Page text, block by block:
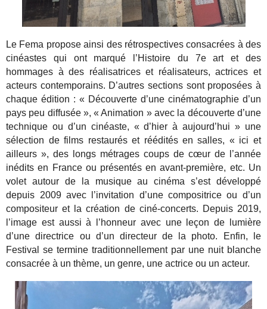
Le Fema propose ainsi des rétrospectives consacrées à des
cinéastes qui ont marqué l’Histoire du 7e art et des
hommages à des réalisatrices et réalisateurs, actrices et
acteurs contemporains. D’autres sections sont proposées à
chaque édition : « Découverte d’une cinématographie d’un
pays peu diffusée », « Animation » avec la découverte d’une
technique ou d’un cinéaste, « d’hier à aujourd’hui » une
sélection de films restaurés et réédités en salles, « ici et
ailleurs », des longs métrages coups de cœur de l’année
inédits en France ou présentés en avant-première, etc. Un
volet autour de la musique au cinéma s’est développé
depuis 2009 avec l’invitation d’une compositrice ou d’un
compositeur et la création de ciné-concerts. Depuis 2019,
l’image est aussi à l’honneur avec une leçon de lumière
d’une directrice ou d’un directeur de la photo. Enfin, le
Festival se termine traditionnellement par une nuit blanche
consacrée à un thème, un genre, une actrice ou un acteur.